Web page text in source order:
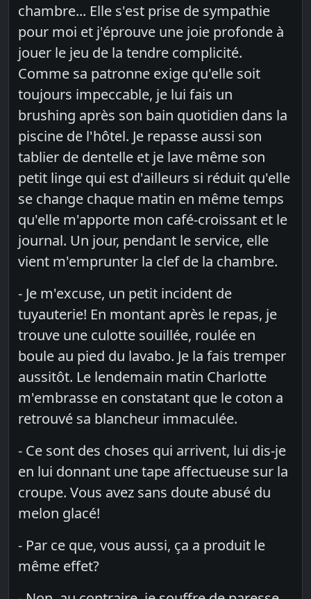
chambre... Elle s'est prise de sympathie
pour moi et j'éprouve une joie profonde à
jouer le jeu de la tendre complicité.
Comme sa patronne exige qu'elle soit
toujours impeccable, je lui fais un
brushing après son bain quotidien dans la
piscine de l'hôtel. Je repasse aussi son
tablier de dentelle et je lave même son
petit linge qui est d'ailleurs si réduit qu'elle
se change chaque matin en même temps
qu'elle m'apporte mon café-croissant et le
journal. Un jour, pendant le service, elle
vient m'emprunter la clef de la chambre.
- Je m'excuse, un petit incident de
tuyauterie! En montant après le repas, je
trouve une culotte souillée, roulée en
boule au pied du lavabo. Je la fais tremper
aussitôt. Le lendemain matin Charlotte
m'embrasse en constatant que le coton a
retrouvé sa blancheur immaculée.
- Ce sont des choses qui arrivent, lui dis-je
en lui donnant une tape affectueuse sur la
croupe. Vous avez sans doute abusé du
melon glacé!
- Par ce que, vous aussi, ça a produit le
même effet?